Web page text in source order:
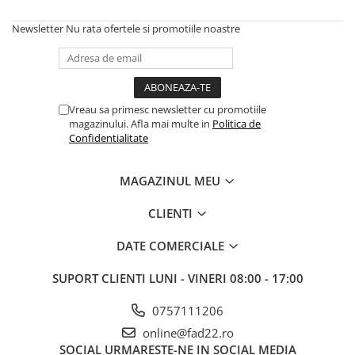
Ipsos
Tencuieli decorative
autonivelante si pardoseli
industriale
Buiandrugi
Accesorii si consumabile
Organizatoare
Accesorii unelte
Unelte electrice speciale
Instrumente de masurat si trasat
Cuie
Cuie constructii
Profile trecere
Tencuieli decorative si vopsele
Vopsele speciale si spray vopsea
Chituri pentru rosturi
Unelte si accesorii pentru zidarie si
Solutii curatare
Newsletter Nu rata ofertele si promotiile noastre
Vreau sa primesc newsletter cu promotiile
magazinului. Afla mai multe in Politica de
Confidentialitate
MAGAZINUL MEU
CLIENTI
DATE COMERCIALE
SUPORT CLIENTI LUNI - VINERI 08:00 - 17:00
0757111206
online@fad22.ro
SOCIAL URMARESTE-NE IN SOCIAL MEDIA